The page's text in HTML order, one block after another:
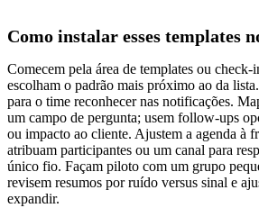
Como instalar esses templates
Comecem pela área de templates ou
escolham o padrão mais próximo ao da
para o time reconhecer nas notificações.
um campo de pergunta; usem follow-ups
ou impacto ao cliente. Ajustem a agenda à
atribuam participantes ou um canal para
único fio. Façam piloto com um grupo
revisem resumos por ruído versus sinal e
expandir.